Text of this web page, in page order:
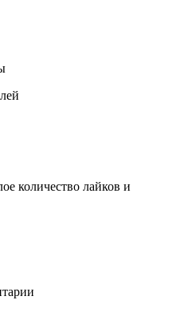
количество лайков и